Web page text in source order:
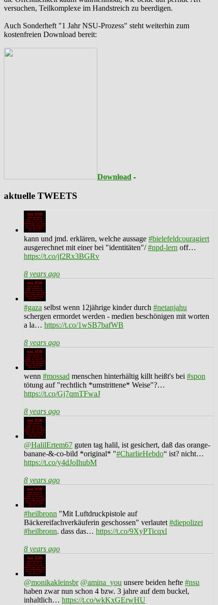
versuchen, Teilkomplexe im Handstreich zu beerdigen.
Auch Sonderheft "1 Jahr NSU-Prozess" steht weiterhin zum
kostenfreien Download bereit:
Download -
aktuelle TWEETS
kann und jmd. erklären, welche aussage #bielefeldcouragiert
ausgerechnet mit einer bei "identitäten"/#npd-lern off…
https://t.co/jf2Rx3BGRv
8 years ago
#gaza selbst wenn 12jährige kinder durch #netanjahu
schergen ermordet werden - medien beschönigen mit worten
a la… https://t.co/1wSB7bafWB
8 years ago
wenn #mossad menschen hinterhältig killt heißt's bei #spon
tötung auf "rechtlich *umstrittene* Weise"?…
https://t.co/Gj7qmTFwaJ
8 years ago
@HalilErtem67 guten tag halil, ist gesichert, daß das orange-
banane-&-co-bild *original* "#CharlieHebdo“ ist? nicht…
https://t.co/y4dJoIhubM
8 years ago
#heilbronn "Mit Luftdruckpistole auf
Bäckereifachverkäuferin geschossen" verlautet #diepolizei
#heilbronn. dass das… https://t.co/9XyPTicqxl
8 years ago
@monikakleinsbr @amina_you unsere beiden hefte #nsu
haben zwar nun schon 4 bzw. 3 jahre auf dem buckel,
inhaltlich… https://t.co/wkKxGErwHU